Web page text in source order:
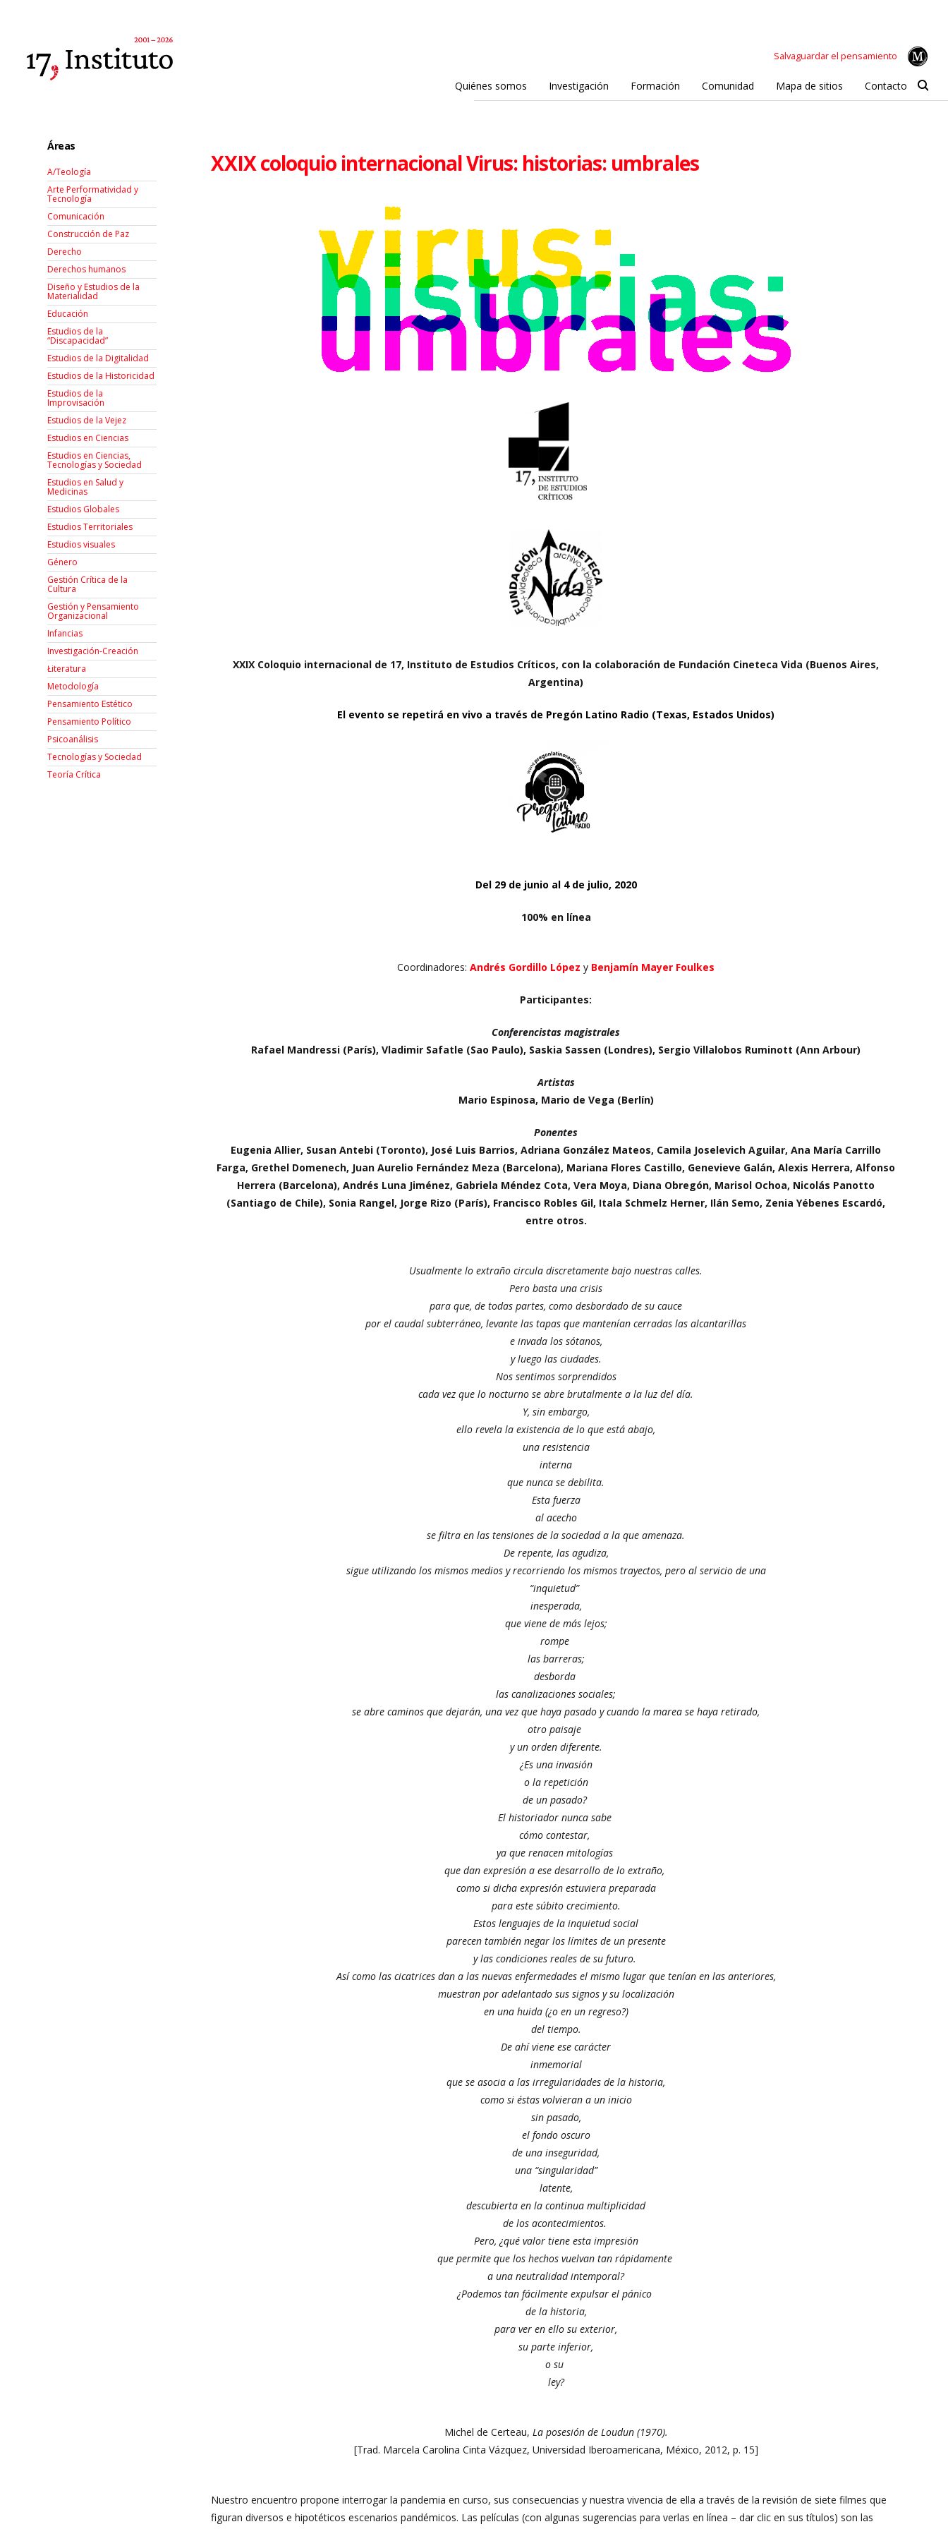
Salvaguardar el pensamiento
Quiénes somos Investigación Formación Comunidad Mapa de sitios Contacto
XXIX coloquio internacional Virus: historias: umbrales
XXIX Coloquio internacional de 17, Instituto de Estudios Críticos, con la colaboración de Fundación Cineteca Vida (Buenos Aires,
Argentina)
El evento se repetirá en vivo a través de Pregón Latino Radio (Texas, Estados Unidos)
Del 29 de junio al 4 de julio, 2020
100% en línea
Coordinadores:Andrés Gordillo López y Benjamín Mayer Foulkes
Participantes:
Conferencistas magistrales
Rafael Mandressi (París), Vladimir Safatle (Sao Paulo), Saskia Sassen (Londres), Sergio Villalobos Ruminott (Ann Arbour)
Artistas
Mario Espinosa, Mario de Vega (Berlín)
Ponentes
Eugenia Allier, Susan Antebi (Toronto), José Luis Barrios, Adriana González Mateos, Camila Joselevich Aguilar, Ana María Carrillo
Farga, Grethel Domenech, Juan Aurelio Fernández Meza (Barcelona), Mariana Flores Castillo, Genevieve Galán, Alexis Herrera, Alfonso
Herrera (Barcelona), Andrés Luna Jiménez, Gabriela Méndez Cota, Vera Moya, Diana Obregón, Marisol Ochoa, Nicolás Panotto
(Santiago de Chile), Sonia Rangel, Jorge Rizo (París), Francisco Robles Gil, Itala Schmelz Herner, Ilán Semo, Zenia Yébenes Escardó,
entre otros.
Usualmente lo extraño circula discretamente bajo nuestras calles.
Pero basta una crisis
para que, de todas partes, como desbordado de su cauce
por el caudal subterráneo, levante las tapas que mantenían cerradas las alcantarillas
e invada los sótanos,
y luego las ciudades.
Nos sentimos sorprendidos
cada vez que lo nocturno se abre brutalmente a la luz del día.
Y, sin embargo,
ello revela la existencia de lo que está abajo,
una resistencia
interna
que nunca se debilita.
Esta fuerza
al acecho
se filtra en las tensiones de la sociedad a la que amenaza.
De repente, las agudiza,
sigue utilizando los mismos medios y recorriendo los mismos trayectos, pero al servicio de una
“inquietud”
inesperada,
que viene de más lejos;
rompe
las barreras;
desborda
las canalizaciones sociales;
se abre caminos que dejarán, una vez que haya pasado y cuando la marea se haya retirado,
otro paisaje
y un orden diferente.
¿Es una invasión
o la repetición
de un pasado?
El historiador nunca sabe
cómo contestar,
ya que renacen mitologías
que dan expresión a ese desarrollo de lo extraño,
como si dicha expresión estuviera preparada
para este súbito crecimiento.
Estos lenguajes de la inquietud social
parecen también negar los límites de un presente
y las condiciones reales de su futuro.
Así como las cicatrices dan a las nuevas enfermedades el mismo lugar que tenían en las anteriores,
muestran por adelantado sus signos y su localización
en una huida (¿o en un regreso?)
del tiempo.
De ahí viene ese carácter
inmemorial
que se asocia a las irregularidades de la historia,
como si éstas volvieran a un inicio
sin pasado,
el fondo oscuro
de una inseguridad,
una “singularidad”
latente,
descubierta en la continua multiplicidad
de los acontecimientos.
Pero, ¿qué valor tiene esta impresión
que permite que los hechos vuelvan tan rápidamente
a una neutralidad intemporal?
¿Podemos tan fácilmente expulsar el pánico
de la historia,
para ver en ello su exterior,
su parte inferior,
o su
ley?
Michel de Certeau, La posesión de Loudun (1970).
[Trad. Marcela Carolina Cinta Vázquez, Universidad Iberoamericana, México, 2012, p. 15]
Nuestro encuentro propone interrogar la pandemia en curso, sus consecuencias y nuestra vivencia de ella a través de la revisión de siete filmes que
figuran diversos e hipotéticos escenarios pandémicos. Las películas (con algunas sugerencias para verlas en línea – dar clic en sus títulos) son las
Áreas
A/Teología
Arte Performatividad y
Tecnología
Comunicación
Construcción de Paz
Derecho
Derechos humanos
Diseño y Estudios de la
Materialidad
Educación
Estudios de la
“Discapacidad”
Estudios de la Digitalidad
Estudios de la Historicidad
Estudios de la
Improvisación
Estudios de la Vejez
Estudios en Ciencias
Estudios en Ciencias,
Tecnologías y Sociedad
Estudios en Salud y
Medicinas
Estudios Globales
Estudios Territoriales
Estudios visuales
Género
Gestión Crítica de la
Cultura
Gestión y Pensamiento
Organizacional
Infancias
Investigación-Creación
Łiteratura
Metodología
Pensamiento Estético
Pensamiento Político
Psicoanálisis
Tecnologías y Sociedad
Teoría Crítica